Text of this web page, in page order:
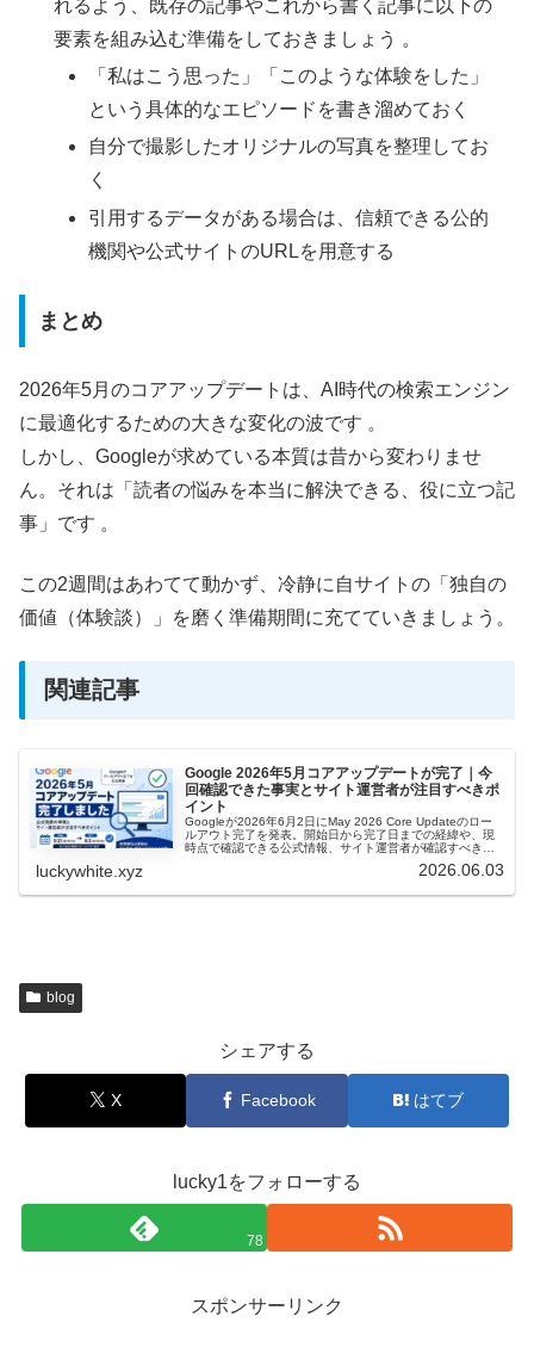
れるよう、既存の記事やこれから書く記事に以下の
要素を組み込む準備をしておきましょう 。
「私はこう思った」「このような体験をした」
という具体的なエピソードを書き溜めておく
自分で撮影したオリジナルの写真を整理してお
く
引用するデータがある場合は、信頼できる公的
機関や公式サイトのURLを用意する
まとめ
2026年5月のコアアップデートは、AI時代の検索エンジン
に最適化するための大きな変化の波です 。
しかし、Googleが求めている本質は昔から変わりませ
ん。それは「読者の悩みを本当に解決できる、役に立つ記
事」です 。
この2週間はあわてて動かず、冷静に自サイトの「独自の
価値（体験談）」を磨く準備期間に充てていきましょう。
関連記事
Google 2026年5月コアアップデートが完了｜今
回確認できた事実とサイト運営者が注目すべきポ
イント
Googleが2026年6月2日にMay 2026 Core Updateのロー
ルアウト完了を発表。開始日から完了日までの経緯や、現
時点で確認できる公式情報、サイト運営者が確認すべきポ
luckywhite.xyz 2026.06.03
blog
シェアする
X Facebook はてブ
lucky1をフォローする
78
スポンサーリンク